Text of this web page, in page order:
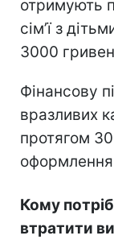
отримують
сімʼї з
3000
Фінансову
вразливих
протягом
Кому
втратити